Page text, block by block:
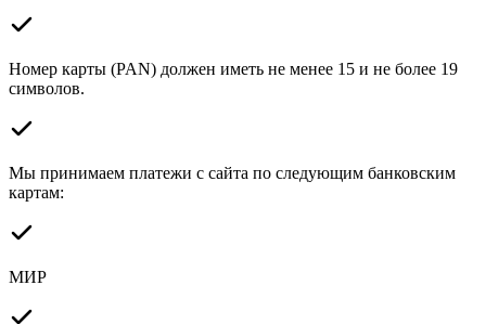
Номер карты (PAN) должен иметь не менее 15 и не более 19
символов.
Мы принимаем платежи с сайта по следующим банковским
картам:
МИР